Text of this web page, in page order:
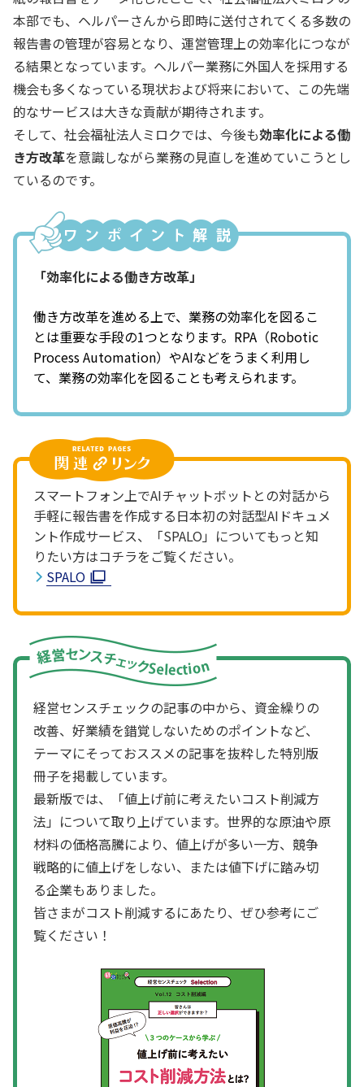
本部でも、ヘルパーさんから即時に送付されてくる多数の
報告書の管理が容易となり、運営管理上の効率化につなが
る結果となっています。ヘルパー業務に外国人を採用する
機会も多くなっている現状および将来において、この先端
的なサービスは大きな貢献が期待されます。
そして、社会福祉法人ミロクでは、今後も効率化による働
き方改革を意識しながら業務の見直しを進めていこうとし
ているのです。
「効率化による働き方改革」
働き方改革を進める上で、業務の効率化を図るこ
とは重要な手段の1つとなります。RPA（Robotic
Process Automation）やAIなどをうまく利用し
て、業務の効率化を図ることも考えられます。
スマートフォン上でAIチャットボットとの対話から
手軽に報告書を作成する日本初の対話型AIドキュメ
ント作成サービス、「SPALO」についてもっと知
りたい方はコチラをご覧ください。
SPALO
経営センスチェックの記事の中から、資金繰りの
改善、好業績を錯覚しないためのポイントなど、
テーマにそっておススメの記事を抜粋した特別版
冊子を掲載しています。
最新版では、「値上げ前に考えたいコスト削減方
法」について取り上げています。世界的な原油や原
材料の価格高騰により、値上げが多い一方、競争
戦略的に値上げをしない、または値下げに踏み切
る企業もありました。
皆さまがコスト削減するにあたり、ぜひ参考にご
覧ください！